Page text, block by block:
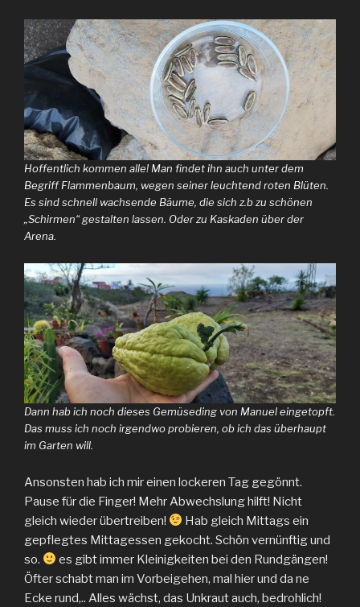
Hoffentlich kommen alle! Man findet ihn auch unter dem
Begriff Flammenbaum, wegen seiner leuchtend roten Blüten.
Es sind schnell wachsende Bäume, die sich z.b zu schönen
„Schirmen“ gestalten lassen. Oder zu Kaskaden über der
Arena.
Dann hab ich noch dieses Gemüseding von Manuel eingetopft.
Das muss ich noch irgendwo probieren, ob ich das überhaupt
im Garten will.
Ansonsten hab ich mir einen lockeren Tag gegönnt.
Pause für die Finger! Mehr Abwechslung hilft! Nicht
gleich wieder übertreiben!
Hab gleich Mittags ein
gepflegtes Mittagessen gekocht. Schön vernünftig und
so.
es gibt immer Kleinigkeiten bei den Rundgängen!
Öfter schabt man im Vorbeigehen, mal hier und da ne
Ecke rund,.. Alles wächst, das Unkraut auch, bedrohlich!